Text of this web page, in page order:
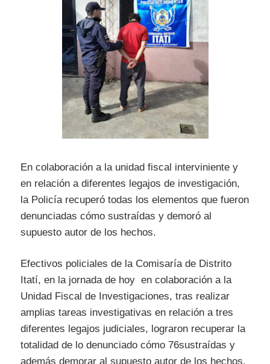
En colaboración a la unidad fiscal interviniente y
en relación a diferentes legajos de investigación,
la Policía recuperó todas los elementos que fueron
denunciadas cómo sustraídas y demoró al
supuesto autor de los hechos.
Efectivos policiales de la Comisaría de Distrito
Itatí, en la jornada de hoy en colaboración a la
Unidad Fiscal de Investigaciones, tras realizar
amplias tareas investigativas en relación a tres
diferentes legajos judiciales, lograron recuperar la
totalidad de lo denunciado cómo 76sustraídas y
además demorar al supuesto autor de los hechos.